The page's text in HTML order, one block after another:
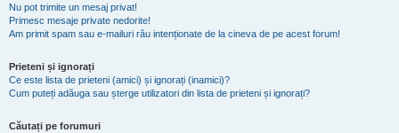
Nu pot trimite un mesaj privat!
Primesc mesaje private nedorite!
Am primit spam sau e-mailuri rău intenționate de la cineva de pe acest forum!
Prieteni și ignorați
Ce este lista de prieteni (amici) și ignorați (inamici)?
Cum puteți adăuga sau șterge utilizatori din lista de prieteni și ignorați?
Căutați pe forumuri